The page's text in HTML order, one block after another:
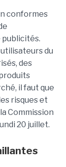
conformes
du
des
il faut que
risques et
Commission
20 juillet.